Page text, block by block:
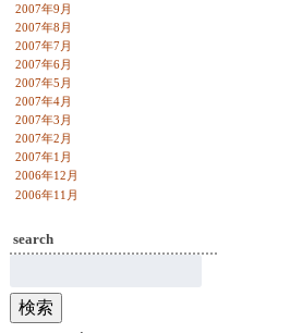
2007年9月
2007年8月
2007年7月
2007年6月
2007年5月
2007年4月
2007年3月
2007年2月
2007年1月
2006年12月
2006年11月
search
索:
検索